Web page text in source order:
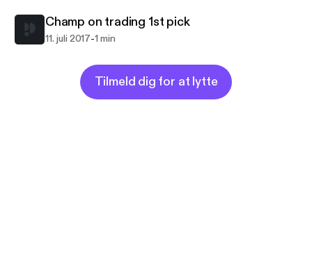
Champ on trading 1st pick
11. juli 2017-1 min
Tilmeld dig for at lytte